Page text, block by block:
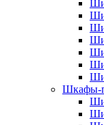
Шкафы-